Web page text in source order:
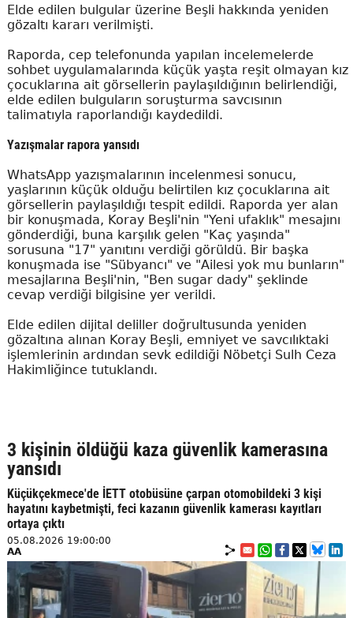
Elde edilen bulgular üzerine Beşli hakkında yeniden
gözaltı kararı verilmişti.
Raporda, cep telefonunda yapılan incelemelerde
sohbet uygulamalarında küçük yaşta reşit olmayan kız
çocuklarına ait görsellerin paylaşıldığının belirlendiği,
elde edilen bulguların soruşturma savcısının
talimatıyla raporlandığı kaydedildi.
Yazışmalar rapora yansıdı
WhatsApp yazışmalarının incelenmesi sonucu,
yaşlarının küçük olduğu belirtilen kız çocuklarına ait
görsellerin paylaşıldığı tespit edildi. Raporda yer alan
bir konuşmada, Koray Beşli'nin "Yeni ufaklık" mesajını
gönderdiği, buna karşılık gelen "Kaç yaşında"
sorusuna "17" yanıtını verdiği görüldü. Bir başka
konuşmada ise "Sübyancı" ve "Ailesi yok mu bunların"
mesajlarına Beşli'nin, "Ben sugar dady" şeklinde
cevap verdiği bilgisine yer verildi.
Elde edilen dijital deliller doğrultusunda yeniden
gözaltına alınan Koray Beşli, emniyet ve savcılıktaki
işlemlerinin ardından sevk edildiği Nöbetçi Sulh Ceza
Hakimliğince tutuklandı.
3 kişinin öldüğü kaza güvenlik kamerasına
yansıdı
Küçükçekmece'de İETT otobüsüne çarpan otomobildeki 3 kişi
hayatını kaybetmişti, feci kazanın güvenlik kamerası kayıtları
ortaya çıktı
05.08.2026 19:00:00
AA